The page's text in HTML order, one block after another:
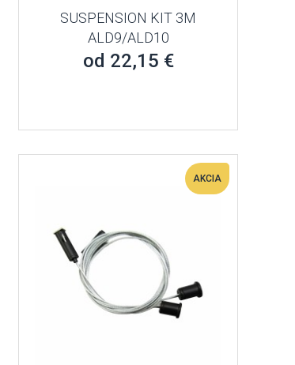
SUSPENSION KIT 3M
ALD9/ALD10
od 22,15 €
AKCIA